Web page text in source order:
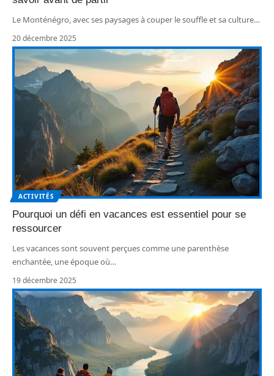
Le Monténégro, avec ses paysages à couper le souffle et sa culture…
20 décembre 2025
ACTIVITÉS
Pourquoi un défi en vacances est essentiel pour se
ressourcer
Les vacances sont souvent perçues comme une parenthèse
enchantée, une époque où…
19 décembre 2025